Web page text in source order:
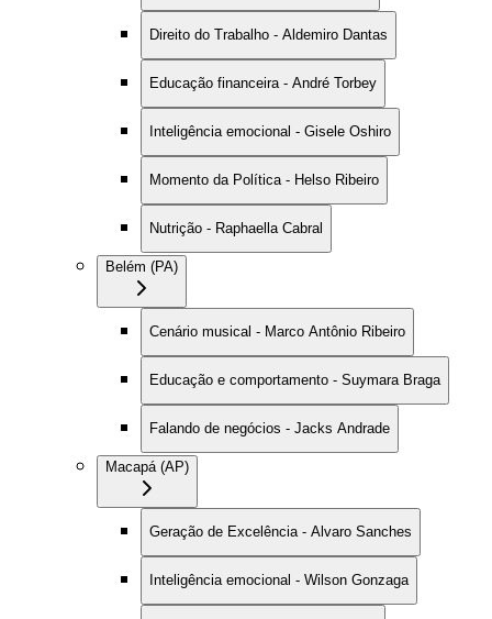
Direito do Trabalho - Aldemiro Dantas
Educação financeira - André Torbey
Inteligência emocional - Gisele Oshiro
Momento da Política - Helso Ribeiro
Nutrição - Raphaella Cabral
Belém (PA)
Cenário musical - Marco Antônio Ribeiro
Educação e comportamento - Suymara Braga
Falando de negócios - Jacks Andrade
Macapá (AP)
Geração de Excelência - Alvaro Sanches
Inteligência emocional - Wilson Gonzaga